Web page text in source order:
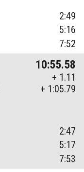
2:49
5:16
7:52
10:55.58
+ 1.11
+ 1:05.79
2:47
5:17
7:53